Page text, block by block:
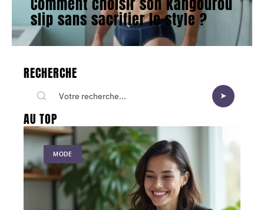
slip sans sacrifier le style ?
RECHERCHE
AU TOP
MODE